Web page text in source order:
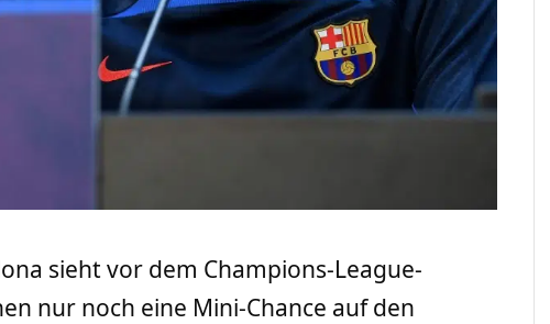
sieht vor dem Champions-League-
nur noch eine Mini-Chance auf den